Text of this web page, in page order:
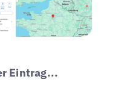
Eintrag...